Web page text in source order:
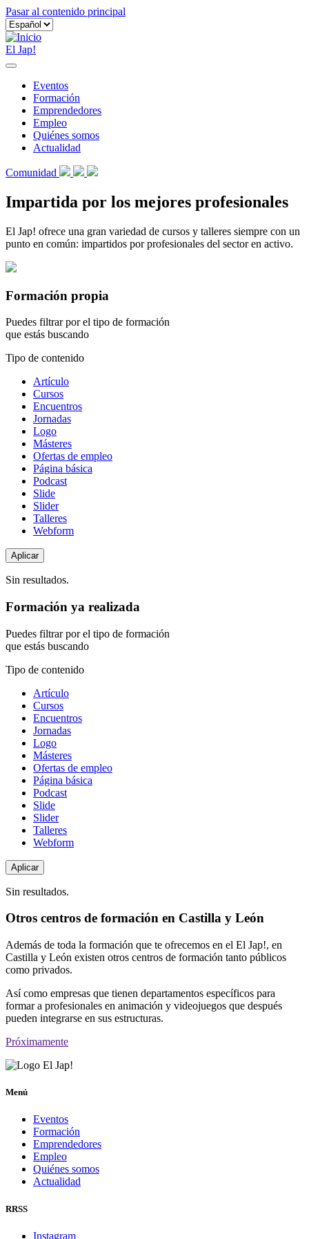
Pasar al contenido principal
El Jap!
Eventos
Formación
Emprendedores
Empleo
Quiénes somos
Actualidad
Comunidad
Impartida por los mejores profesionales
El Jap! ofrece una gran variedad de cursos y talleres siempre con un
punto en común: impartidos por profesionales del sector en activo.
Formación propia
Puedes filtrar por el tipo de formación
que estás buscando
Tipo de contenido
Artículo
Cursos
Encuentros
Jornadas
Logo
Másteres
Ofertas de empleo
Página básica
Podcast
Slide
Slider
Talleres
Webform
Sin resultados.
Formación ya realizada
Puedes filtrar por el tipo de formación
que estás buscando
Tipo de contenido
Artículo
Cursos
Encuentros
Jornadas
Logo
Másteres
Ofertas de empleo
Página básica
Podcast
Slide
Slider
Talleres
Webform
Sin resultados.
Otros centros de formación en Castilla y León
Además de toda la formación que te ofrecemos en el El Jap!, en
Castilla y León existen otros centros de formación tanto públicos
como privados.
Así como empresas que tienen departamentos específicos para
formar a profesionales en animación y videojuegos que después
pueden integrarse en sus estructuras.
Próximamente
Menú
Eventos
Formación
Emprendedores
Empleo
Quiénes somos
Actualidad
RRSS
Instagram